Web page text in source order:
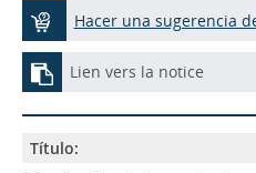
Hacer una sugerencia
Lien vers la notice
Título: